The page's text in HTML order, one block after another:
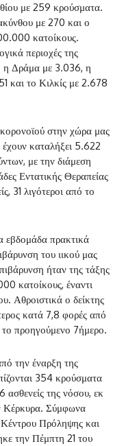
με 259 κρούσματα.
με 270 και ο
κατοίκους.
περιοχές της
η Δράμα με 3.036, η
και το Κιλκίς με 2.678
στην χώρα μας
καταλήξει 5.622
με την διάμεση
Εντατικής Θεραπείας
31 λιγότεροι από το
εβδομάδα πρακτικά
του ιικού μας
ήταν της τάξης
κατοίκους, έναντι
Αθροιστικά ο δείκτης
κατά 7,8 φορές από
το προηγούμενο 7ήμερο.
την έναρξη της
354 κρούσματα
της νόσου, εκ
Κέρκυρα. Σύμφωνα
Πρόληψης και
την Πέμπτη 21 του